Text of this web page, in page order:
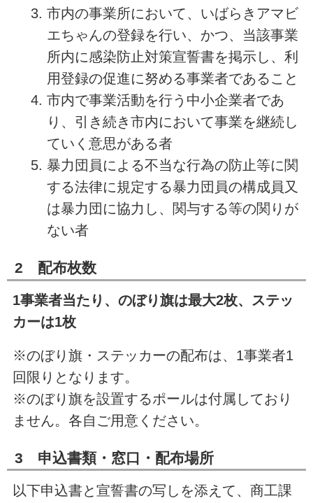
市内の事業所において、いばらきアマビ
エちゃんの登録を行い、かつ、当該事業
所内に感染防止対策宣誓書を掲示し、利
用登録の促進に努める事業者であること
市内で事業活動を行う中小企業者であ
り、引き続き市内において事業を継続し
ていく意思がある者
暴力団員による不当な行為の防止等に関
する法律に規定する暴力団員の構成員又
は暴力団に協力し、関与する等の関りが
ない者
2 配布枚数
1事業者当たり、のぼり旗は最大2枚、ステッ
カーは1枚
※のぼり旗・ステッカーの配布は、1事業者1
回限りとなります。
※のぼり旗を設置するポールは付属しており
ません。各自ご用意ください。
3 申込書類・窓口・配布場所
以下申込書と宣誓書の写しを添えて、商工課